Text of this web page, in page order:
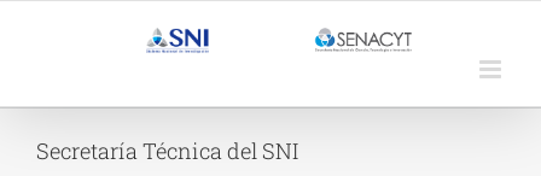
Secretaría Técnica del SNI